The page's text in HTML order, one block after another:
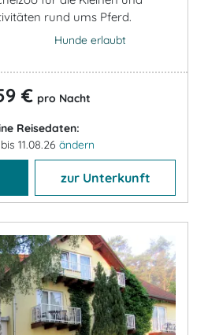
rund ums Pferd.
Hunde erlaubt
€ pro Nacht
Reisedaten:
11.08.26 ändern
zur Unterkunft